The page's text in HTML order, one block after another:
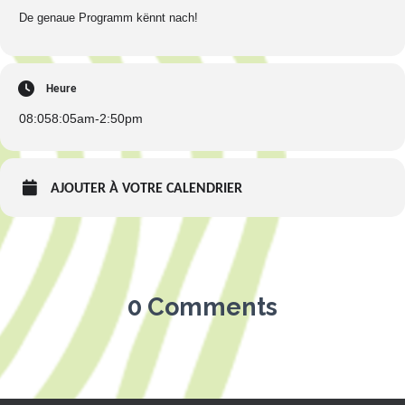
De genaue Programm kënnt nach!
Heure
08:058:05am-2:50pm
AJOUTER À VOTRE CALENDRIER
0 Comments